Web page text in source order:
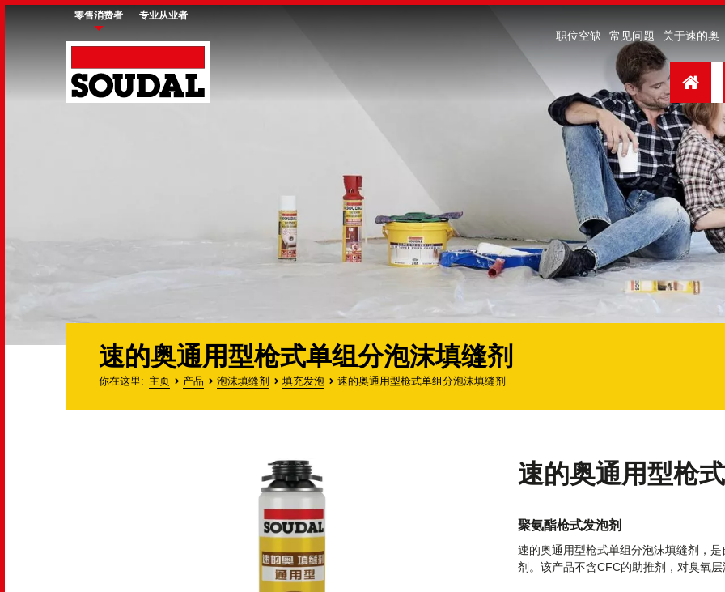
Skip
零售消费者 专业从业者
职位空缺 常见问题 关于速的奥
速的奥通用型枪式单组分泡沫填缝剂
你在这里 主页 产品 泡沫填缝剂 填充发泡 速的奥通用型枪式单组分泡沫填缝剂
速的奥通用型枪
产
品
描
聚氨酯枪式发泡剂
速的奥通用型枪式单组分泡沫填缝剂，
剂。该产品不含CFC的助推剂，对臭氧